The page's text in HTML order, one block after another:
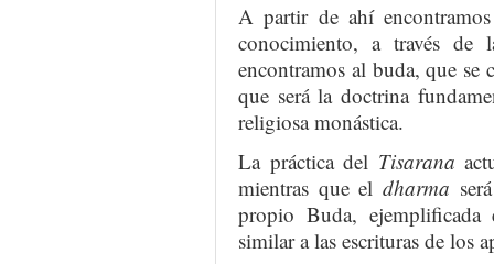
A partir de ahí
conocimiento, a través
encontramos al buda, que
que será la doctrina
religiosa monástica.
La práctica del Tisarana
mientras que el dharma
propio Buda,
similar a las escrituras de los